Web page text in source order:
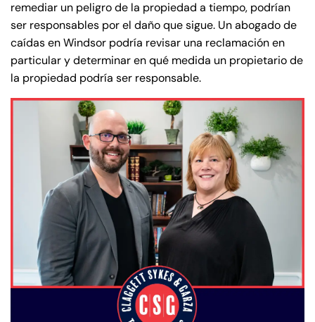
remediar un peligro de la propiedad a tiempo, podrían
ser responsables por el daño que sigue. Un abogado de
caídas en Windsor podría revisar una reclamación en
particular y determinar en qué medida un propietario de
la propiedad podría ser responsable.